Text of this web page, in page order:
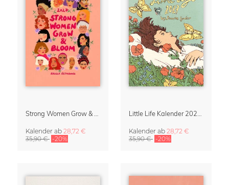
Kalender ab 28,72 €
35,90 € -20%
Kalender ab 28,72 €
35,90 € -20%